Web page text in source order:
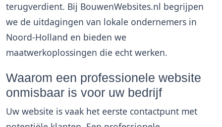
terugverdient. Bij BouwenWebsites.nl begrijpen
we de uitdagingen van lokale ondernemers in
Noord-Holland en bieden we
maatwerkoplossingen die echt werken.
Waarom een professionele website
onmisbaar is voor uw bedrijf
Uw website is vaak het eerste contactpunt met